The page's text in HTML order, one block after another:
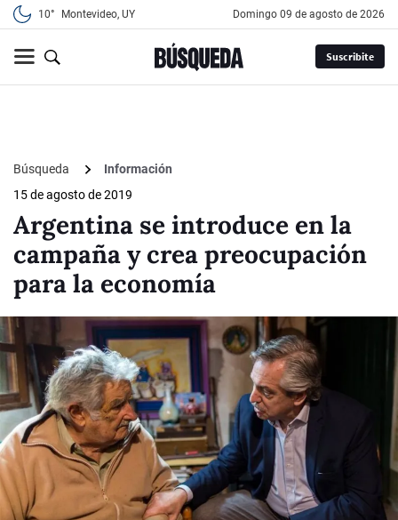
10° Montevideo, UY domingo 09 de agosto de 2026
Suscribite
Búsqueda
Información
15 de agosto de 2019
Argentina se introduce en la
campaña y crea preocupación
para la economía